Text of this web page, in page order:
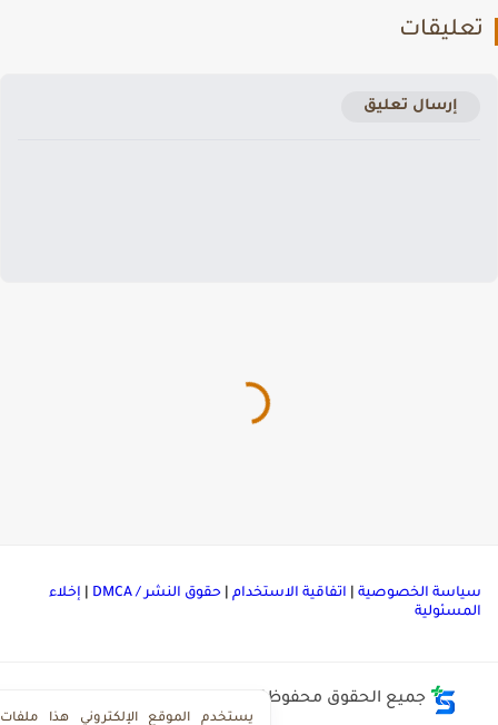
إرسال تعليق
الخصوصية|اتفاقية الاستخدام|حقوق النشر / DMCA |إخلاء
جميع الحقوق محفوظة ©
يستخدم الموقع الإلكتروني هذا ملفات